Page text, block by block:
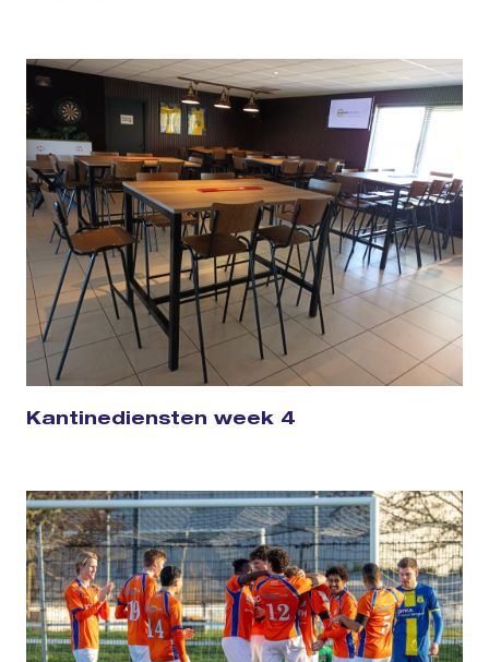
Kantinediensten week 4